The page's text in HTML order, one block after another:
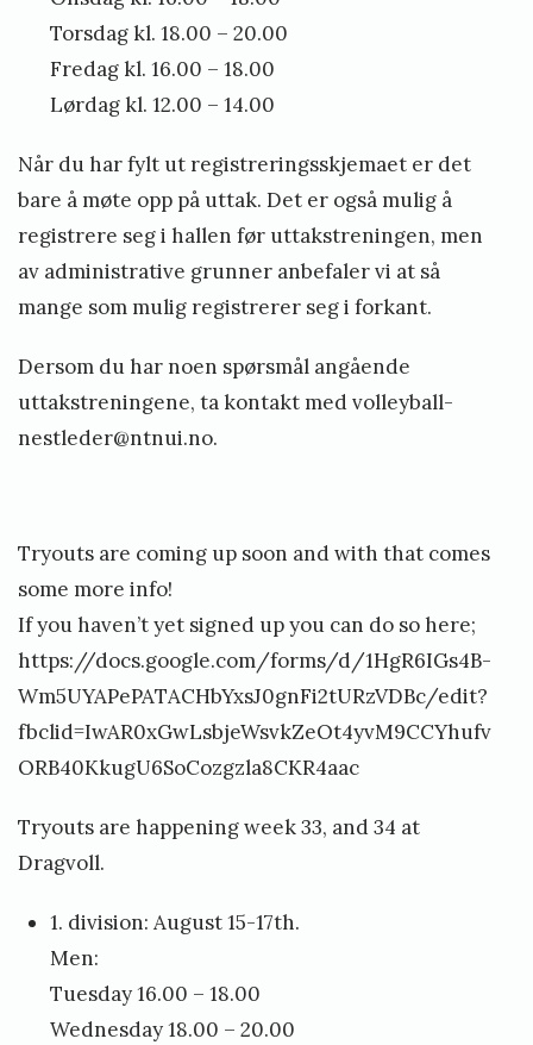
Torsdag kl. 18.00 – 20.00
Fredag kl. 16.00 – 18.00
Lørdag kl. 12.00 – 14.00
Når du har fylt ut registreringsskjemaet er det
bare å møte opp på uttak. Det er også mulig å
registrere seg i hallen før uttakstreningen, men
av administrative grunner anbefaler vi at så
mange som mulig registrerer seg i forkant.
Dersom du har noen spørsmål angående
uttakstreningene, ta kontakt med volleyball-
nestleder@ntnui.no.
Tryouts are coming up soon and with that comes
some more info!
If you haven’t yet signed up you can do so here;
https://docs.google.com/forms/d/1HgR6IGs4B-
Wm5UYAPePATACHbYxsJ0gnFi2tURzVDBc/edit?
fbclid=IwAR0xGwLsbjeWsvkZeOt4yvM9CCYhufv
ORB40KkugU6SoCozgzla8CKR4aac
Tryouts are happening week 33, and 34 at
Dragvoll.
1. division: August 15-17th.
Men:
Tuesday 16.00 – 18.00
Wednesday 18.00 – 20.00